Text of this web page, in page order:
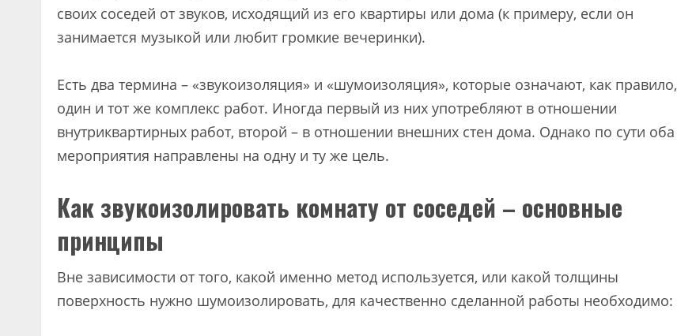
своих соседей от звуков, исходящий из его квартиры или дома (к примеру, если он
занимается музыкой или любит громкие вечеринки).
Есть два термина – «звукоизоляция» и «шумоизоляция», которые означают, как правило,
один и тот же комплекс работ. Иногда первый из них употребляют в отношении
внутриквартирных работ, второй – в отношении внешних стен дома. Однако по сути оба
мероприятия направлены на одну и ту же цель.
Как звукоизолировать комнату от соседей – основные
принципы
Вне зависимости от того, какой именно метод используется, или какой толщины
поверхность нужно шумоизолировать, для качественно сделанной работы необходимо: